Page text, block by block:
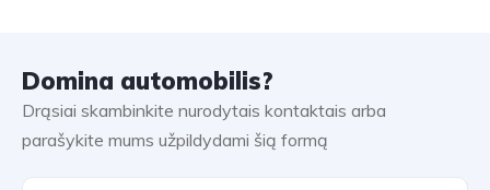
Domina automobilis?
Drąsiai skambinkite nurodytais kontaktais arba
parašykite mums užpildydami šią formą